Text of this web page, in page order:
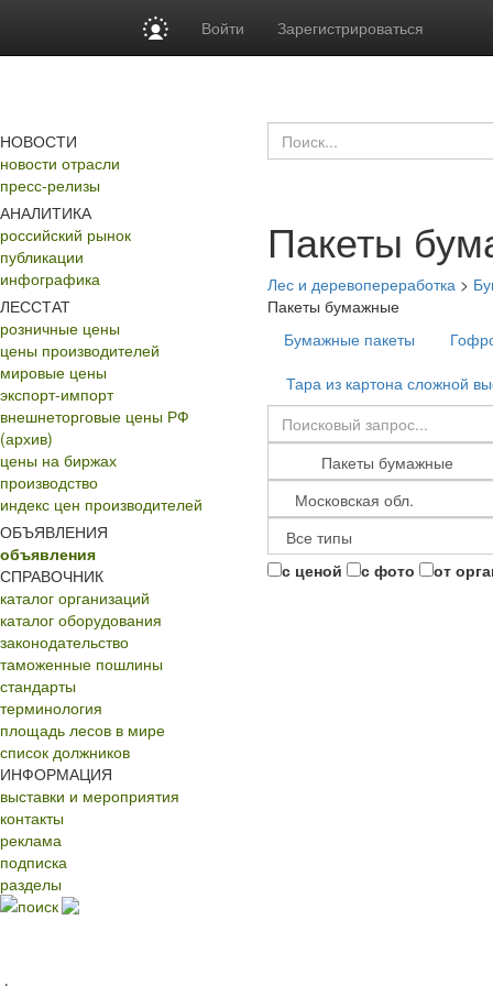
Войти Зарегистрироваться
НОВОСТИ
новости отрасли
пресс-релизы
АНАЛИТИКА
российский рынок
публикации
инфографика
ЛЕССТАТ
розничные цены
цены производителей
мировые цены
экспорт-импорт
внешнеторговые цены РФ
(архив)
цены на биржах
производство
индекс цен производителей
ОБЪЯВЛЕНИЯ
объявления
СПРАВОЧНИК
каталог организаций
каталог оборудования
законодательство
таможенные пошлины
стандарты
терминология
площадь лесов в мире
список должников
ИНФОРМАЦИЯ
выставки и мероприятия
контакты
реклама
подписка
разделы
поиск
Пакеты
Лес и деревопереработка >
Пакеты бумажные
Бумажные пакеты
Тара из картона сложной
с ценой с фото от